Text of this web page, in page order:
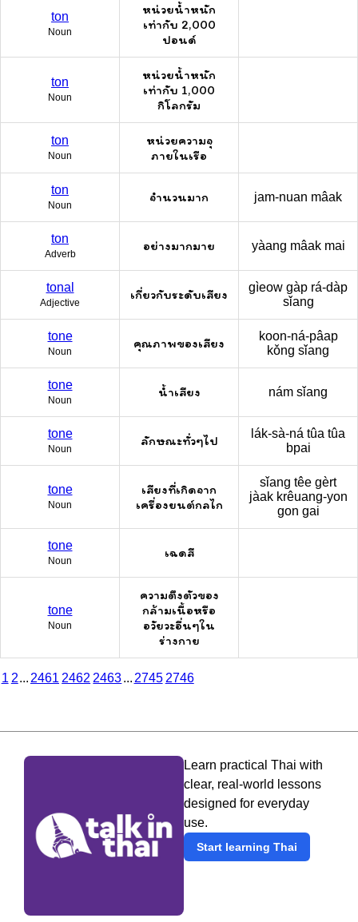
ton
Noun
หน่วยน้ำหนัก
เท่ากับ 2,000
ปอนด์
ton
Noun
หน่วยน้ำหนัก
เท่ากับ 1,000
กิโลกรัม
ton
Noun
หน่วยความจุ
ภายในเรือ
ton
Noun
จำนวนมาก jam-nuan mâak
ton
Adverb
อย่างมากมาย yàang mâak mai
tonal
Adjective
เกี่ยวกับระดับเสียง
gìeow gàp rá-dàp
sǐang
tone
Noun
คุณภาพของเสียง
koon-ná-pâap
kǒng sǐang
tone
Noun
น้ำเสียง nám sǐang
tone
Noun
ลักษณะทั่วๆไป
lák-sà-ná tûa tûa
bpai
tone
Noun
เสียงที่เกิดจาก
เครื่องยนต์กลไก
sǐang têe gèrt
jàak krêuang-yon
gon gai
tone
Noun
เฉดสี
tone
Noun
ความตึงตัวของ
กล้ามเนื้อหรือ
อวัยวะอื่นๆใน
ร่างกาย
1 2... 2461 2462 2463... 2745 2746
Learn practical Thai with
clear, real-world lessons
designed for everyday
use.
Start learning Thai